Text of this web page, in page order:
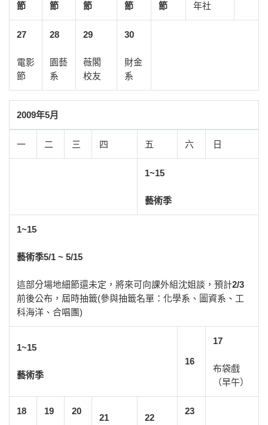
節
節
節
節
節
年社
27
電影
節
28
園藝
系
29
薇閣
校友
30
財金
系
2009年5月
一 二 三 四 五 六 日
1~15
藝術季
1~15
藝術季5/1 ~ 5/15
這部分場地細節還未定，將來可向課外組沈姐談，預計2/3
前後公布，屆時抽籤(參與抽籤名單：化學系、圖資系、工
科海洋、合唱團)
1~15
藝術季
16
17
布袋戲
（早午）
18 19 20
21 22
23